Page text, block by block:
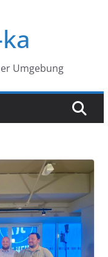
Umgebung